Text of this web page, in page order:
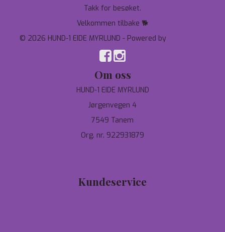
Takk for besøket.
Velkommen tilbake 🐕
© 2026 HUND-1 EIDE MYRLUND - Powered by
Om oss
HUND-1 EIDE MYRLUND
Jørgenvegen 4
7549 Tanem
Org. nr. 922931879
Kundeservice